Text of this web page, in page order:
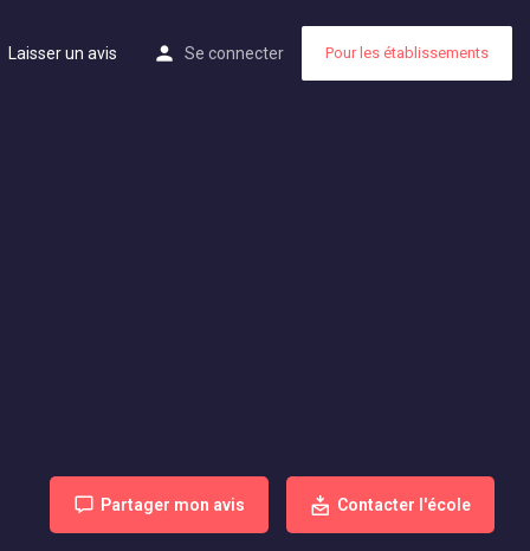
Laisser un avis Se connecter Pour les établissements
Partager mon avis Contacter l'école